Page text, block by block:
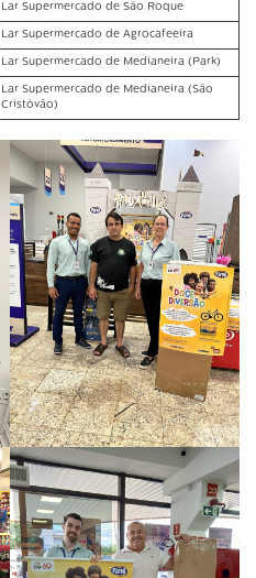
Lar Supermercado de São Roque
Lar Supermercado de Agrocafeeira
Lar Supermercado de Medianeira (Park)
Lar Supermercado de Medianeira (São
Cristóvão)